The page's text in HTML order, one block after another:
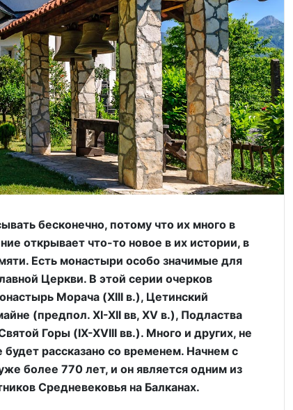
бесконечно, потому что их много в
открывает что-то новое в их истории, в
Есть монастыри особо значимые для
Церкви. В этой серии очерков
Морача (XIII в.), Цетинский
(предпол. XI-XII вв, XV в.), Подластва
Горы (IX-XVIII вв.). Много и других, не
рассказано со временем. Начнем с
более 770 лет, и он является одним из
Средневековья на Балканах.